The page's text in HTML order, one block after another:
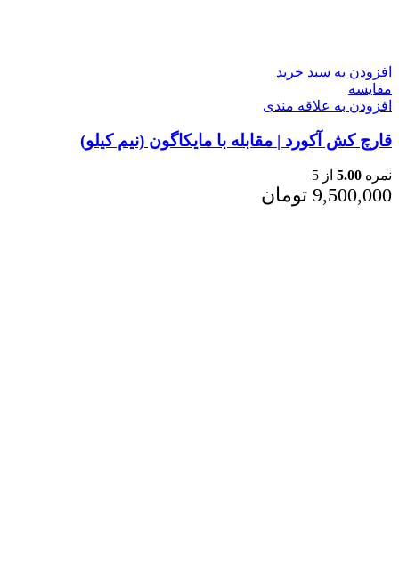
افزودن به سبد خرید
مقایسه
افزودن به علاقه مندی
قارچ کش آکورد | مقابله با مایکاگون (نیم کیلو)
نمره 5.00 از 5
9,500,000 تومان